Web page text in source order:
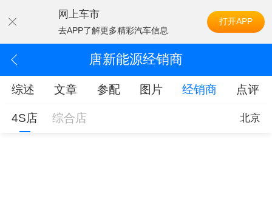
网上车市
去APP了解更多精彩汽车信息
打开APP
唐新能源经销商
综述 文章 参配 图片 经销商 点评
4S店 综合店 北京